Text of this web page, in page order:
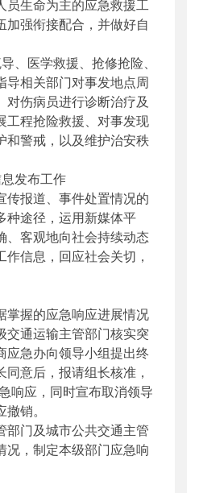
员生命为主的应急救援工
加强衔接配合，并做好自
医学救援、抢修抢险、
导相关部门对事发地点周
对伤病员进行诊断治疗及
工程抢险救援、对事发现
和警戒，以及维护治安秩
发布工作
报道、事件处置情况的
种途径，运用新媒体平
、客观地向社会持续动态
信息，回应社会关切，
握的应急响应进展情况
交通运输主管部门核实突
应急办向领导小组提出终
意后，报请组长核准，
响应，同时宣布取消领导
销。
门及城市公共交通主管
况，制定本级部门应急响